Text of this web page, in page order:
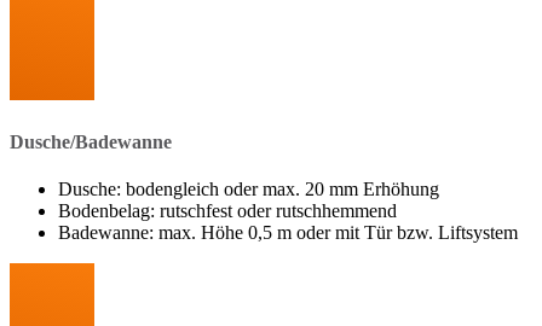
Dusche/Badewanne
Dusche: bodengleich oder max. 20 mm Erhöhung
Bodenbelag: rutschfest oder rutschhemmend
Badewanne: max. Höhe 0,5 m oder mit Tür bzw. Liftsystem